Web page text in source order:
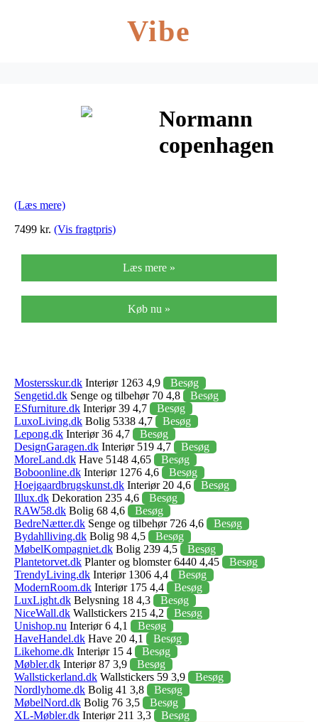
Vibe
Normann
copenhagen
(Læs mere)
7499 kr. (Vis fragtpris)
Læs mere »
Køb nu »
Mostersskur.dk Interiør 1263 4,9
Besøg
Sengetid.dk Senge og tilbehør 70 4,8
Besøg
ESfurniture.dk Interiør 39 4,7
Besøg
LuxoLiving.dk Bolig 5338 4,7
Besøg
Lepong.dk Interiør 36 4,7
Besøg
DesignGaragen.dk Interiør 519 4,7
Besøg
MoreLand.dk Have 5148 4,65
Besøg
Boboonline.dk Interiør 1276 4,6
Besøg
Hoejgaardbrugskunst.dk Interiør 20 4,6
Besøg
Illux.dk Dekoration 235 4,6
Besøg
RAW58.dk Bolig 68 4,6
Besøg
BedreNætter.dk Senge og tilbehør 726 4,6
Besøg
Bydahlliving.dk Bolig 98 4,5
Besøg
MøbelKompagniet.dk Bolig 239 4,5
Besøg
Plantetorvet.dk Planter og blomster 6440 4,45
Besøg
TrendyLiving.dk Interiør 1306 4,4
Besøg
ModernRoom.dk Interiør 175 4,4
Besøg
LuxLight.dk Belysning 18 4,3
Besøg
NiceWall.dk Wallstickers 215 4,2
Besøg
Unishop.nu Interiør 6 4,1
Besøg
HaveHandel.dk Have 20 4,1
Besøg
Likehome.dk Interiør 15 4
Besøg
Møbler.dk Interiør 87 3,9
Besøg
Wallstickerland.dk Wallstickers 59 3,9
Besøg
Nordlyhome.dk Bolig 41 3,8
Besøg
MøbelNord.dk Bolig 76 3,5
Besøg
XL-Møbler.dk Interiør 211 3,3
Besøg